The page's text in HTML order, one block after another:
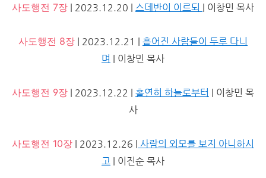
사도행전 7장 | 2023.12.20 | 스데반이 이르되 | 이창민 목사
사도행전 8장 | 2023.12.21 | 흩어진 사람들이 두루 다니
며 | 이창민 목사
사도행전 9장 | 2023.12.22 | 홀연히 하늘로부터 | 이창민 목
사
사도행전 10장 | 2023.12.26 | 사람의 외모를 보지 아니하시
고 | 이진순 목사